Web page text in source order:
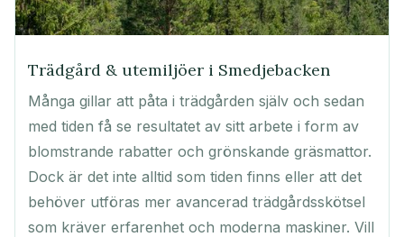
Trädgård & utemiljöer i Smedjebacken
Många gillar att påta i trädgården själv och sedan
med tiden få se resultatet av sitt arbete i form av
blomstrande rabatter och grönskande gräsmattor.
Dock är det inte alltid som tiden finns eller att det
behöver utföras mer avancerad trädgårdsskötsel
som kräver erfarenhet och moderna maskiner. Vill